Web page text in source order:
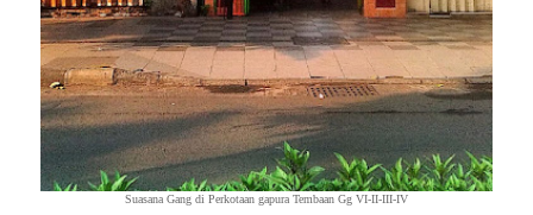
Suasana Gang di Perkotaan gapura Tembaan Gg VI-II-III-IV